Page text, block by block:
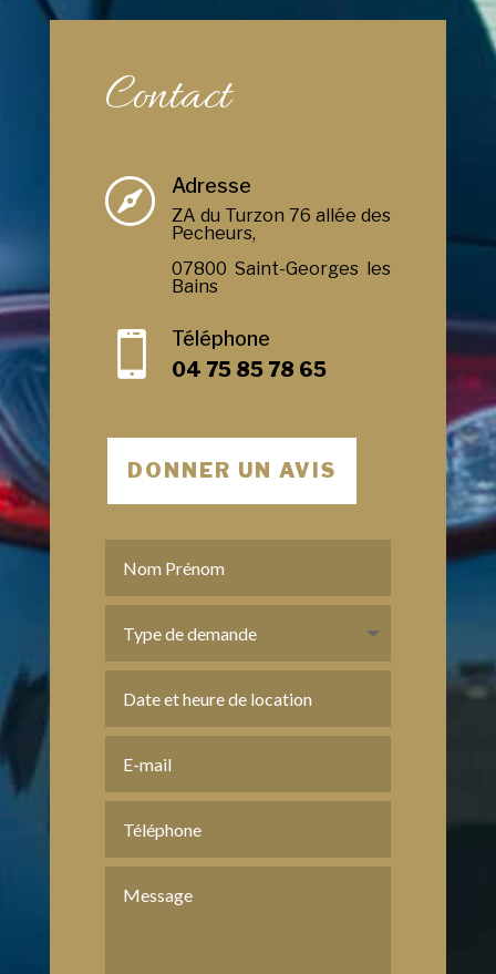
Contact
 Adresse
ZA du Turzon 76 allée des
Pecheurs,
07800 Saint-Georges les
Bains

Téléphone
04 75 85 78 65
DONNER UN AVIS